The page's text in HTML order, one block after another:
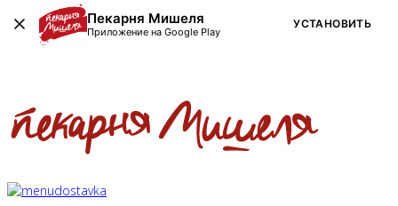
Пекарня Мишеля
Приложение на Google Play
УСТАНОВИТЬ